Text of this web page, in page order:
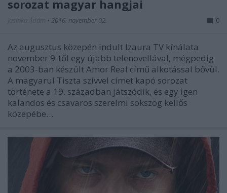
sorozat magyar hangjai
• 2016. november 02. 0
Az augusztus közepén indult Izaura TV kínálata
november 9-től egy újabb telenovellával, mégpedig
a 2003-ban készült Amor Real című alkotással bővül.
A magyarul Tiszta szívvel címet kapó sorozat
története a 19. században játszódik, és egy igen
kalandos és csavaros szerelmi sokszög kellős
közepébe…